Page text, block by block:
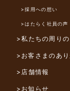
>採用への想い
>はたらく社員の声
>私たちの周り
>お客さまのあり
>店舗情報
>お知らせ